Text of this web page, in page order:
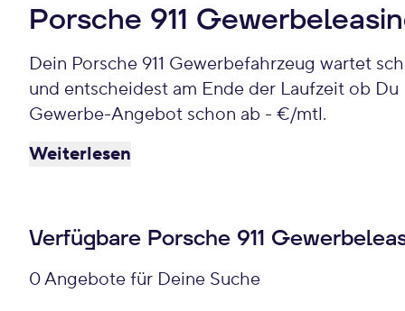
Porsche 911
Dein Porsche 911 Gewerbefahrzeug wartet schon auf Dich. Bei Allane least Du Deinen Gewerbe-Porsche 911 für einen individuellen Zeitraum
und entscheidest am Ende der Laufzeit ob
Gewerbe-Angebot schon ab - €/mtl.
Weiterlesen
Verfügbare Porsche 911
0 Angebote für Deine Suche